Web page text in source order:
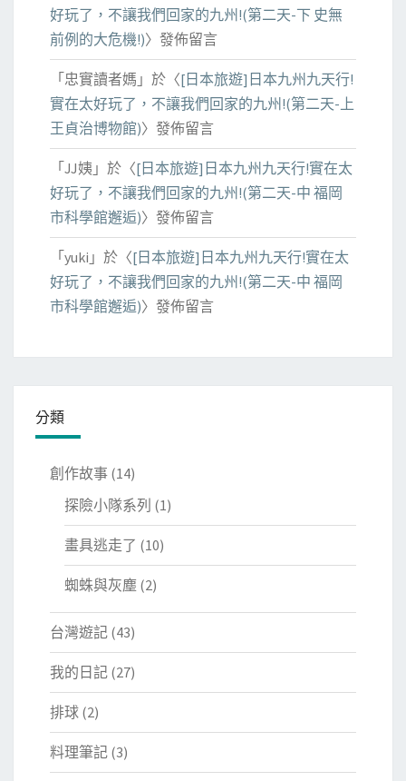
好玩了，不讓我們回家的九州!(第二天-下 史無
前例的大危機!)〉發佈留言
「忠實讀者媽 」於〈[日本旅遊]日本九州九天行!
實在太好玩了，不讓我們回家的九州!(第二天-上
王貞治博物館)〉發佈留言
「JJ姨 」於〈[日本旅遊]日本九州九天行!實在太
好玩了，不讓我們回家的九州!(第二天-中 福岡
市科學館邂逅)〉發佈留言
「yuki 」於〈[日本旅遊]日本九州九天行!實在太
好玩了，不讓我們回家的九州!(第二天-中 福岡
市科學館邂逅)〉發佈留言
分類
創作故事 (14)
探險小隊系列 (1)
畫具逃走了 (10)
蜘蛛與灰塵 (2)
台灣遊記 (43)
我的日記 (27)
排球 (2)
料理筆記 (3)